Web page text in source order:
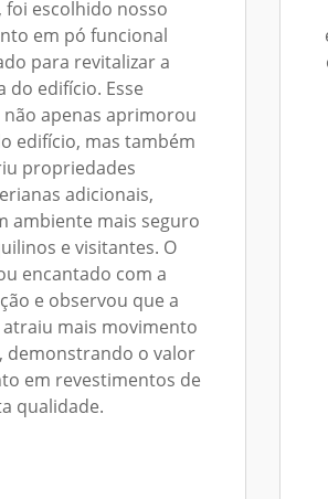
foi escolhido nosso
em pó funcional
para revitalizar a
do edifício. Esse
apenas aprimorou
edifício, mas também
propriedades
adicionais,
ambiente mais seguro
e visitantes. O
encantado com a
e observou que a
atraiu mais movimento
demonstrando o valor
em revestimentos de
qualidade.